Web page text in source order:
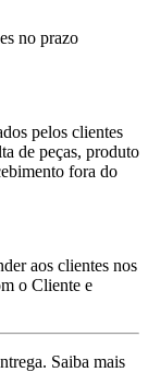
no prazo
pelos clientes
de peças, produto
fora do
aos clientes nos
o Cliente e
Saiba mais